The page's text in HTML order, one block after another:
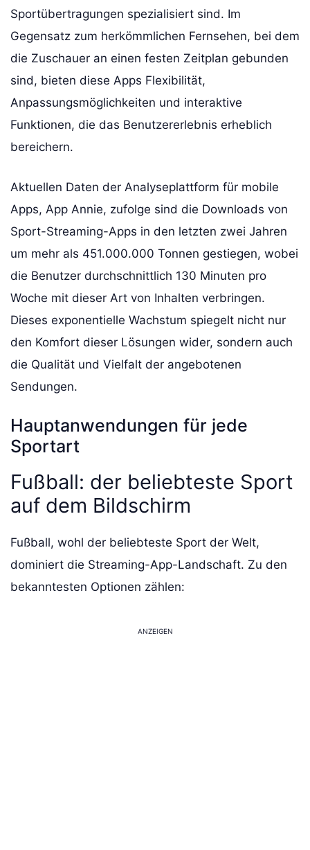
Sportübertragungen spezialisiert sind. Im
Gegensatz zum herkömmlichen Fernsehen, bei dem
die Zuschauer an einen festen Zeitplan gebunden
sind, bieten diese Apps Flexibilität,
Anpassungsmöglichkeiten und interaktive
Funktionen, die das Benutzererlebnis erheblich
bereichern.
Aktuellen Daten der Analyseplattform für mobile
Apps, App Annie, zufolge sind die Downloads von
Sport-Streaming-Apps in den letzten zwei Jahren
um mehr als 451.000.000 Tonnen gestiegen, wobei
die Benutzer durchschnittlich 130 Minuten pro
Woche mit dieser Art von Inhalten verbringen.
Dieses exponentielle Wachstum spiegelt nicht nur
den Komfort dieser Lösungen wider, sondern auch
die Qualität und Vielfalt der angebotenen
Sendungen.
Hauptanwendungen für jede
Sportart
Fußball: der beliebteste Sport
auf dem Bildschirm
Fußball, wohl der beliebteste Sport der Welt,
dominiert die Streaming-App-Landschaft. Zu den
bekanntesten Optionen zählen:
ANZEIGEN